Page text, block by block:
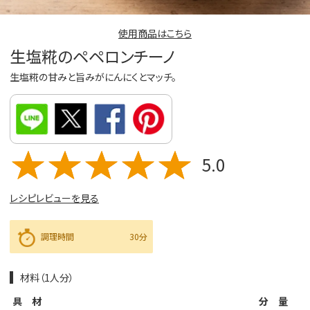
使用商品はこちら
生塩糀のペペロンチーノ
生塩糀の甘みと旨みがにんにくとマッチ。
5.0
レシピレビューを見る
調理時間 30分
材料（1人分）
具材
分量